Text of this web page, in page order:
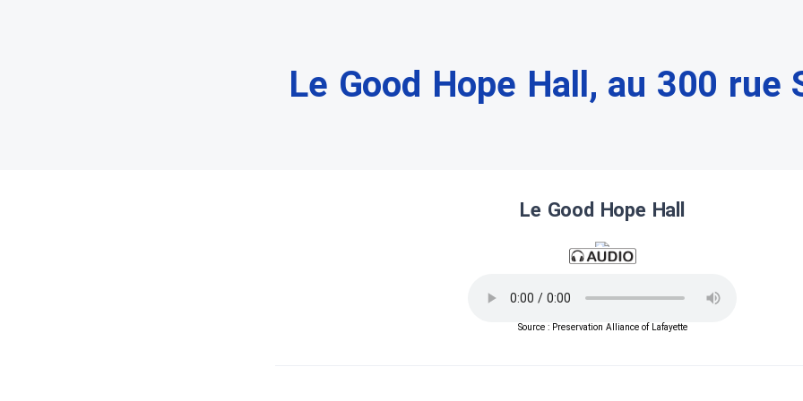
Le Good Hope Hall, au 300 rue
Le Good Hope Hall
Source : Preservation Alliance of Lafayette